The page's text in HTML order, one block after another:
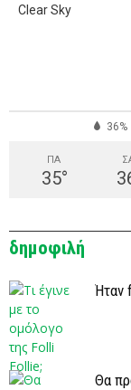
Clear Sky
36%
ΠΑ
35°
δημοφιλή
Ήταν
Θα